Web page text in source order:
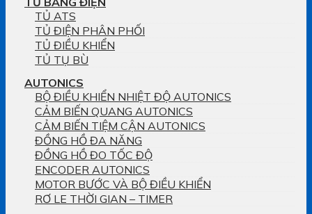
TỦ ATS
TỦ ĐIỆN PHÂN PHỐI
TỦ ĐIỀU KHIỂN
TỦ TỤ BÙ
AUTONICS
BỘ ĐIỀU KHIỂN NHIỆT ĐỘ AUTONICS
CẢM BIẾN QUANG AUTONICS
CẢM BIẾN TIỆM CẬN AUTONICS
ĐỒNG HỒ ĐA NĂNG
ĐỒNG HỒ ĐO TỐC ĐỘ
ENCODER AUTONICS
MOTOR BƯỚC VÀ BỘ ĐIỀU KHIỂN
RƠ LE THỜI GIAN – TIMER